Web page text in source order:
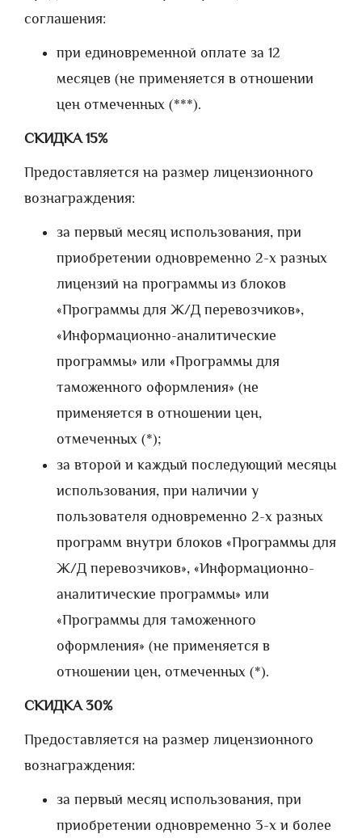
соглашения:
при единовременной оплате за 12
месяцев (не применяется в отношении
цен отмеченных (***).
СКИДКА 15%
Предоставляется на размер лицензионного
вознаграждения:
за первый месяц использования, при
приобретении одновременно 2-х разных
лицензий на программы из блоков
«Программы для Ж/Д перевозчиков»,
«Информационно-аналитические
программы» или «Программы для
таможенного оформления» (не
применяется в отношении цен,
отмеченных (*);
за второй и каждый последующий месяцы
использования, при наличии у
пользователя одновременно 2-х разных
программ внутри блоков «Программы для
Ж/Д перевозчиков», «Информационно-
аналитические программы» или
«Программы для таможенного
оформления» (не применяется в
отношении цен, отмеченных (*).
СКИДКА 30%
Предоставляется на размер лицензионного
вознаграждения:
за первый месяц использования, при
приобретении одновременно 3-х и более